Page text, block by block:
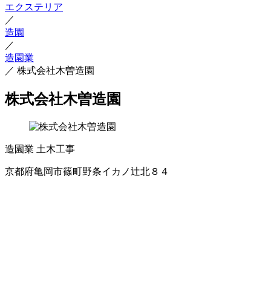
エクステリア
／
造園
／
造園業
／ 株式会社木曽造園
株式会社木曽造園
造園業 土木工事
京都府亀岡市篠町野条イカノ辻北８４